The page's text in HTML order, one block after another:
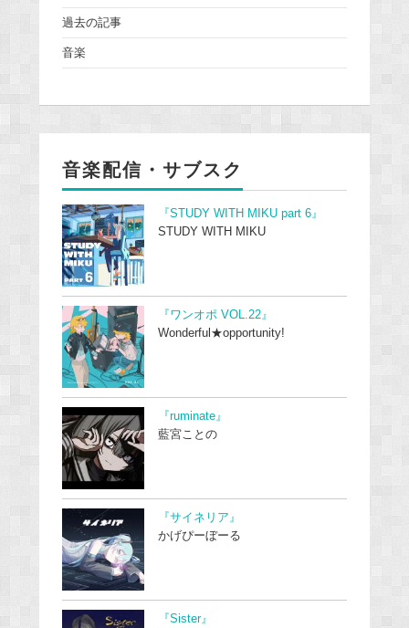
過去の記事
音楽
音楽配信・サブスク
『STUDY WITH MIKU part 6』
STUDY WITH MIKU
『ワンオポ VOL.22』
Wonderful★opportunity!
『ruminate』
藍宮ことの
『サイネリア』
かげぴーぼーる
『Sister』